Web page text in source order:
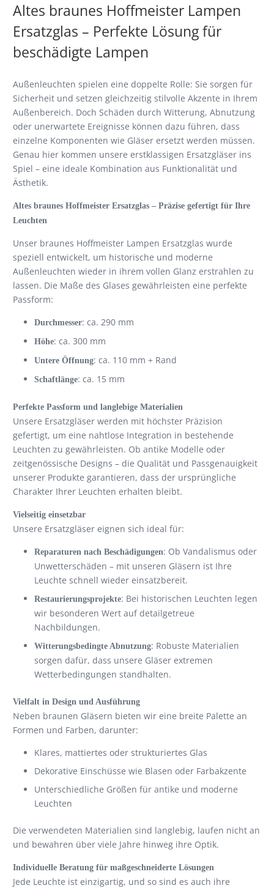
Altes braunes Hoffmeister Lampen
Ersatzglas – Perfekte Lösung für
beschädigte Lampen
Außenleuchten spielen eine doppelte Rolle: Sie sorgen für
Sicherheit und setzen gleichzeitig stilvolle Akzente in Ihrem
Außenbereich. Doch Schäden durch Witterung, Abnutzung
oder unerwartete Ereignisse können dazu führen, dass
einzelne Komponenten wie Gläser ersetzt werden müssen.
Genau hier kommen unsere erstklassigen Ersatzgläser ins
Spiel – eine ideale Kombination aus Funktionalität und
Ästhetik.
Altes braunes Hoffmeister Ersatzglas – Präzise gefertigt für Ihre
Leuchten
Unser braunes Hoffmeister Lampen Ersatzglas wurde
speziell entwickelt, um historische und moderne
Außenleuchten wieder in ihrem vollen Glanz erstrahlen zu
lassen. Die Maße des Glases gewährleisten eine perfekte
Passform:
Durchmesser: ca. 290 mm
Höhe: ca. 300 mm
Untere Öffnung: ca. 110 mm + Rand
Schaftlänge: ca. 15 mm
Perfekte Passform und langlebige Materialien
Unsere Ersatzgläser werden mit höchster Präzision
gefertigt, um eine nahtlose Integration in bestehende
Leuchten zu gewährleisten. Ob antike Modelle oder
zeitgenössische Designs – die Qualität und Passgenauigkeit
unserer Produkte garantieren, dass der ursprüngliche
Charakter Ihrer Leuchten erhalten bleibt.
Vielseitig einsetzbar
Unsere Ersatzgläser eignen sich ideal für:
Reparaturen nach Beschädigungen: Ob Vandalismus oder
Unwetterschäden – mit unseren Gläsern ist Ihre
Leuchte schnell wieder einsatzbereit.
Restaurierungsprojekte: Bei historischen Leuchten legen
wir besonderen Wert auf detailgetreue
Nachbildungen.
Witterungsbedingte Abnutzung: Robuste Materialien
sorgen dafür, dass unsere Gläser extremen
Wetterbedingungen standhalten.
Vielfalt in Design und Ausführung
Neben braunen Gläsern bieten wir eine breite Palette an
Formen und Farben, darunter:
Klares, mattiertes oder strukturiertes Glas
Dekorative Einschüsse wie Blasen oder Farbakzente
Unterschiedliche Größen für antike und moderne
Leuchten
Die verwendeten Materialien sind langlebig, laufen nicht an
und bewahren über viele Jahre hinweg ihre Optik.
Individuelle Beratung für maßgeschneiderte Lösungen
Jede Leuchte ist einzigartig, und so sind es auch ihre